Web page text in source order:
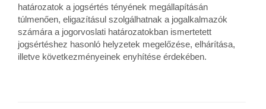
határozatok a jogsértés tényének megállapításán
túlmenően, eligazításul szolgálhatnak a jogalkalmazók
számára a jogorvoslati határozatokban ismertetett
jogsértéshez hasonló helyzetek megelőzése, elhárítása,
illetve következményeinek enyhítése érdekében.